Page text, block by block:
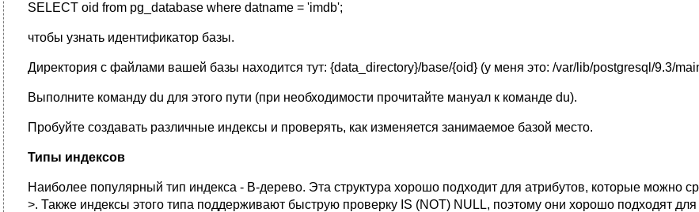
SELECT oid from pg_database where datname = 'imdb';
чтобы узнать идентификатор базы.
Директория с файлами вашей базы находится тут: {data_directory}/base/{oid} (у меня это: /var/lib/postgresql/9.3/
Выполните команду du для этого пути (при необходимости прочитайте мануал к команде du).
Пробуйте создавать различные индексы и проверять, как изменяется занимаемое базой место.
Типы индексов
Наиболее популярный тип индекса - B-дерево. Эта структура хорошо подходит для атрибутов, которые можно
>. Также индексы этого типа поддерживают быструю проверку IS (NOT) NULL, поэтому они хорошо подходят